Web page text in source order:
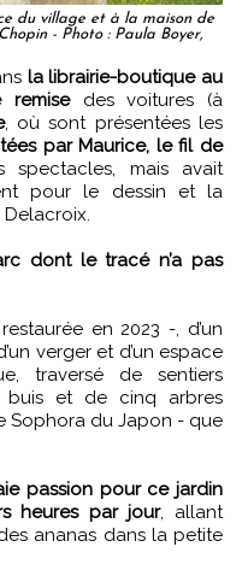
du village et à la maison de
- Photo : Paula Boyer,
la librairie-boutique au
remisedes voitures (à
, où sont présentées les
par Maurice, le fil de
mais avait
pour le dessin et la
Delacroix.
dont le tracé n’a pas
en 2023 -, d’un
verger et d’un espace
traversé de sentiers
buis et de cinq arbres
Sophora du Japon - que
passion pour ce jardin
heures par jour, allant
ananas dans la petite